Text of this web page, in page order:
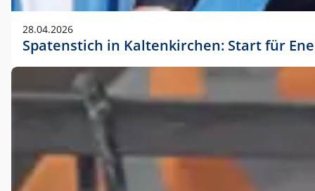
28.04.2026
Spatenstich in Kaltenkirchen: Start für